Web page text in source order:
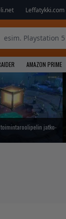
Leffatykki.com
AMAZON PRIME
jatko-